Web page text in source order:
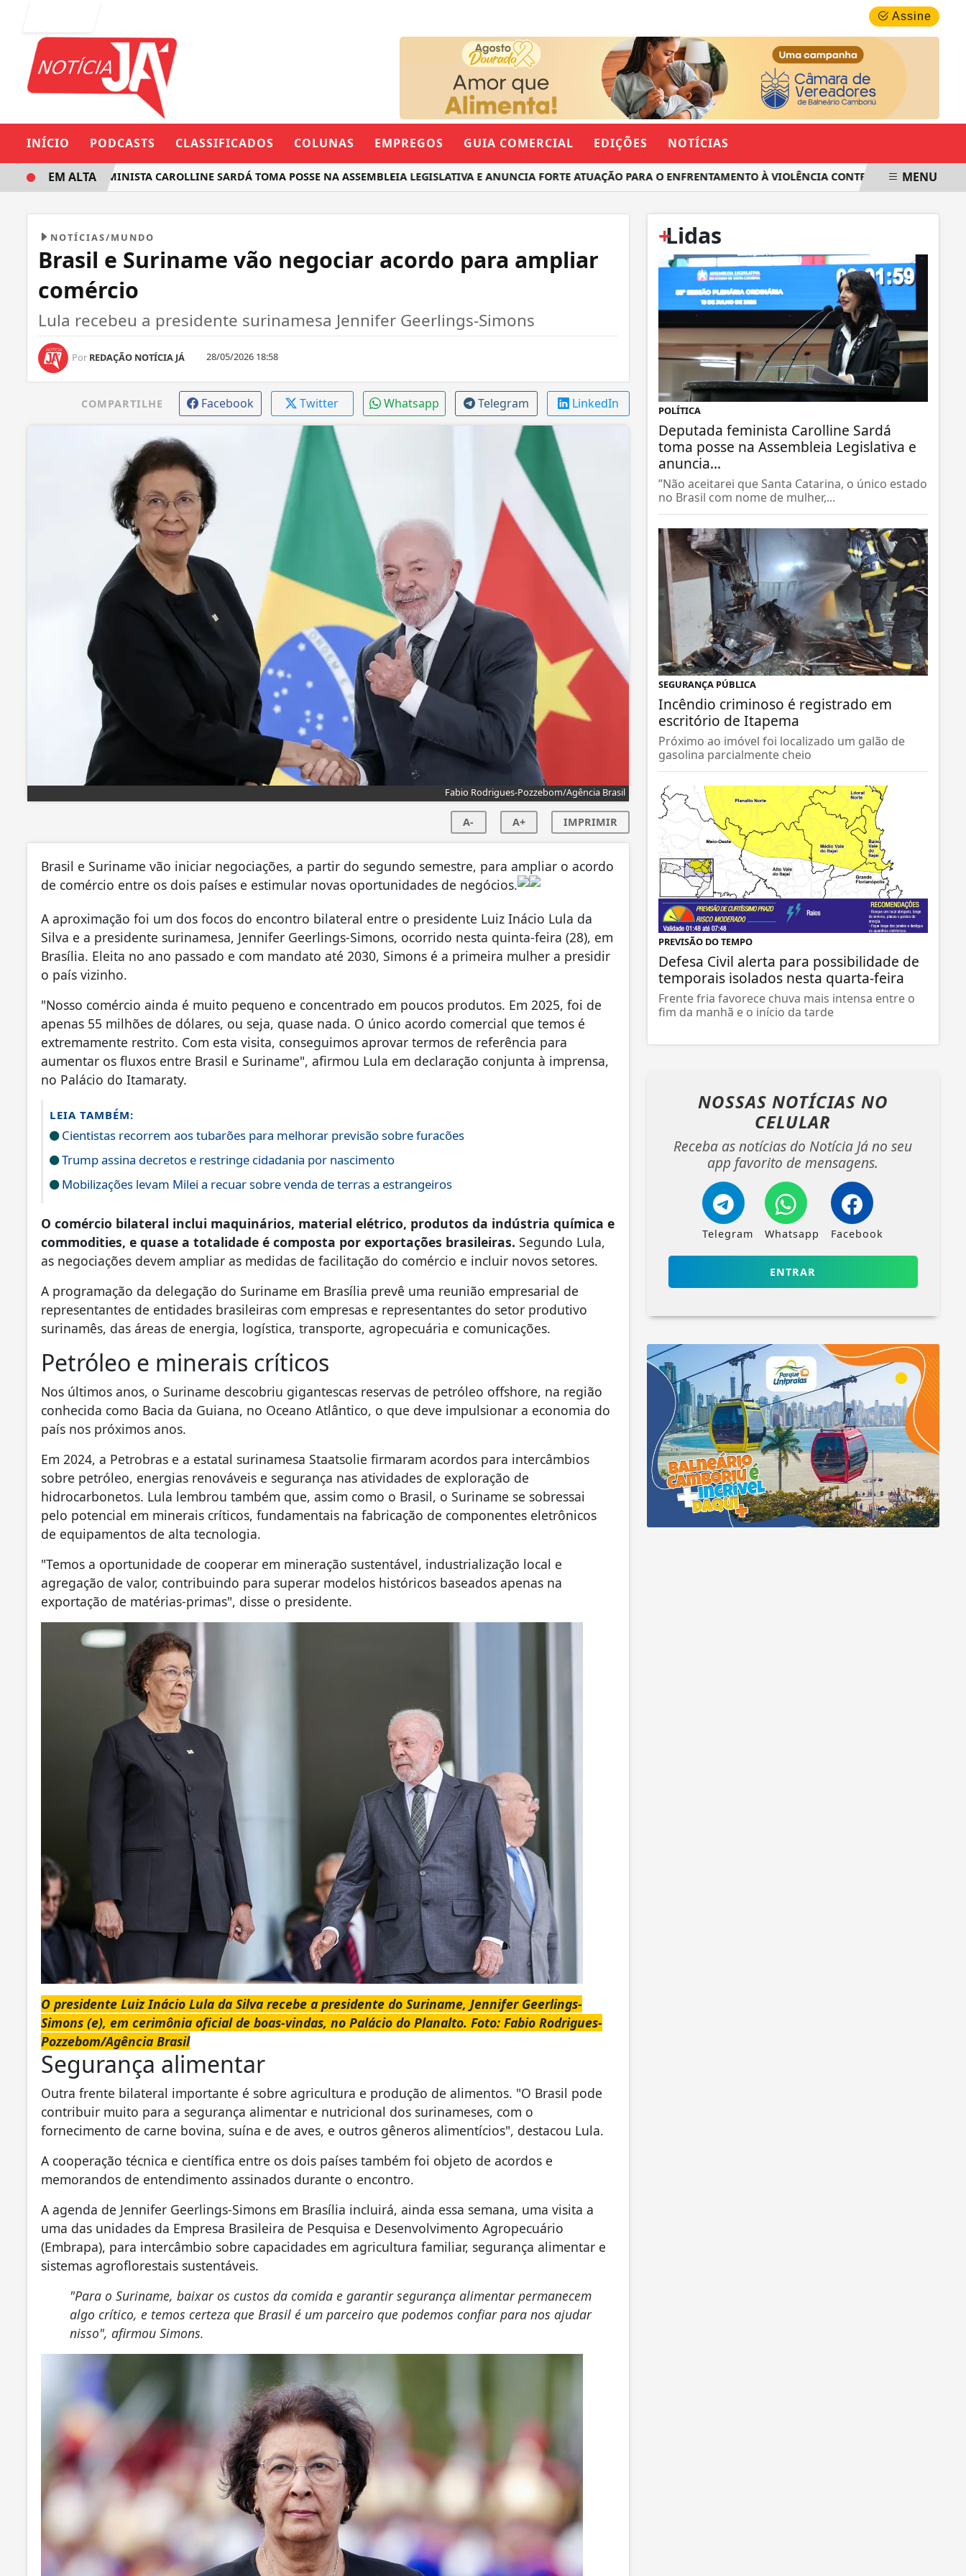
Assine
INÍCIO PODCASTS CLASSIFICADOS COLUNAS EMPREGOS GUIA COMERCIAL EDIÇÕES NOTÍCIAS
DEPUTADA FEMINISTA CAROLLINE SARDÁ TOMA POSSE NA ASSEMBLEIA LEGISLATIVA E ANUNCIA FORTE ATUAÇÃO PARA O ENFRENTAMENTO À VIOLÊNCIA CONTRA AS MULHERES EM
EM ALTA MENU
NOTÍCIAS/MUNDO
Brasil e Suriname vão negociar acordo para ampliar
comércio
Lula recebeu a presidente surinamesa Jennifer Geerlings-Simons
Por REDAÇÃO NOTÍCIA JÁ 28/05/2026 18:58
COMPARTILHE Facebook Twitter Whatsapp Telegram LinkedIn
Fabio Rodrigues-Pozzebom/Agência Brasil
A- A+ IMPRIMIR
Brasil e Suriname vão iniciar negociações, a partir do segundo semestre, para ampliar o acordo
de comércio entre os dois países e estimular novas oportunidades de negócios.
A aproximação foi um dos focos do encontro bilateral entre o presidente Luiz Inácio Lula da
Silva e a presidente surinamesa, Jennifer Geerlings-Simons, ocorrido nesta quinta-feira (28), em
Brasília. Eleita no ano passado e com mandato até 2030, Simons é a primeira mulher a presidir
o país vizinho.
"Nosso comércio ainda é muito pequeno e concentrado em poucos produtos. Em 2025, foi de
apenas 55 milhões de dólares, ou seja, quase nada. O único acordo comercial que temos é
extremamente restrito. Com esta visita, conseguimos aprovar termos de referência para
aumentar os fluxos entre Brasil e Suriname", afirmou Lula em declaração conjunta à imprensa,
no Palácio do Itamaraty.
LEIA TAMBÉM:
Cientistas recorrem aos tubarões para melhorar previsão sobre furacões
Trump assina decretos e restringe cidadania por nascimento
Mobilizações levam Milei a recuar sobre venda de terras a estrangeiros
O comércio bilateral inclui maquinários, material elétrico, produtos da indústria química e
commodities, e quase a totalidade é composta por exportações brasileiras. Segundo Lula,
as negociações devem ampliar as medidas de facilitação do comércio e incluir novos setores.
A programação da delegação do Suriname em Brasília prevê uma reunião empresarial de
representantes de entidades brasileiras com empresas e representantes do setor produtivo
surinamês, das áreas de energia, logística, transporte, agropecuária e comunicações.
Petróleo e minerais críticos
Nos últimos anos, o Suriname descobriu gigantescas reservas de petróleo offshore, na região
conhecida como Bacia da Guiana, no Oceano Atlântico, o que deve impulsionar a economia do
país nos próximos anos.
Em 2024, a Petrobras e a estatal surinamesa Staatsolie firmaram acordos para intercâmbios
sobre petróleo, energias renováveis e segurança nas atividades de exploração de
hidrocarbonetos. Lula lembrou também que, assim como o Brasil, o Suriname se sobressai
pelo potencial em minerais críticos, fundamentais na fabricação de componentes eletrônicos
de equipamentos de alta tecnologia.
"Temos a oportunidade de cooperar em mineração sustentável, industrialização local e
agregação de valor, contribuindo para superar modelos históricos baseados apenas na
exportação de matérias-primas", disse o presidente.
O presidente Luiz Inácio Lula da Silva recebe a presidente do Suriname, Jennifer Geerlings-
Simons (e), em cerimônia oficial de boas-vindas, no Palácio do Planalto. Foto: Fabio Rodrigues-
Pozzebom/Agência Brasil
Segurança alimentar
Outra frente bilateral importante é sobre agricultura e produção de alimentos. "O Brasil pode
contribuir muito para a segurança alimentar e nutricional dos surinameses, com o
fornecimento de carne bovina, suína e de aves, e outros gêneros alimentícios", destacou Lula.
A cooperação técnica e científica entre os dois países também foi objeto de acordos e
memorandos de entendimento assinados durante o encontro.
A agenda de Jennifer Geerlings-Simons em Brasília incluirá, ainda essa semana, uma visita a
uma das unidades da Empresa Brasileira de Pesquisa e Desenvolvimento Agropecuário
(Embrapa), para intercâmbio sobre capacidades em agricultura familiar, segurança alimentar e
sistemas agroflorestais sustentáveis.
"Para o Suriname, baixar os custos da comida e garantir segurança alimentar permanecem
algo crítico, e temos certeza que Brasil é um parceiro que podemos confiar para nos ajudar
nisso", afirmou Simons.
+
Lidas
POLÍTICA
Deputada feminista Carolline Sardá
toma posse na Assembleia Legislativa e
anuncia...
”Não aceitarei que Santa Catarina, o único estado
no Brasil com nome de mulher,...
SEGURANÇA PÚBLICA
Incêndio criminoso é registrado em
escritório de Itapema
Próximo ao imóvel foi localizado um galão de
gasolina parcialmente cheio
PREVISÃO DO TEMPO
Defesa Civil alerta para possibilidade de
temporais isolados nesta quarta-feira
Frente fria favorece chuva mais intensa entre o
fim da manhã e o início da tarde
NOSSAS NOTÍCIAS NO
CELULAR
Receba as notícias do Notícia Já no seu
app favorito de mensagens.
Telegram Whatsapp Facebook
ENTRAR